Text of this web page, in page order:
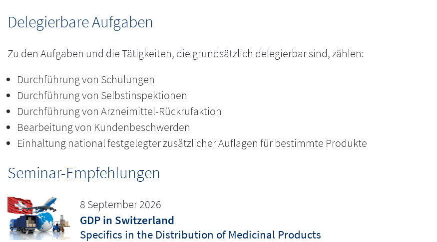
Delegierbare Aufgaben
Zu den Aufgaben und die Tätigkeiten, die grundsätzlich delegierbar sind, zählen:
Durchführung von Schulungen
Durchführung von Selbstinspektionen
Durchführung von Arzneimittel-Rückrufaktion
Bearbeitung von Kundenbeschwerden
Einhaltung national festgelegter zusätzlicher Auflagen für bestimmte Produkte
Seminar-Empfehlungen
8 September 2026
GDP in Switzerland
Specifics in the Distribution of Medicinal Products